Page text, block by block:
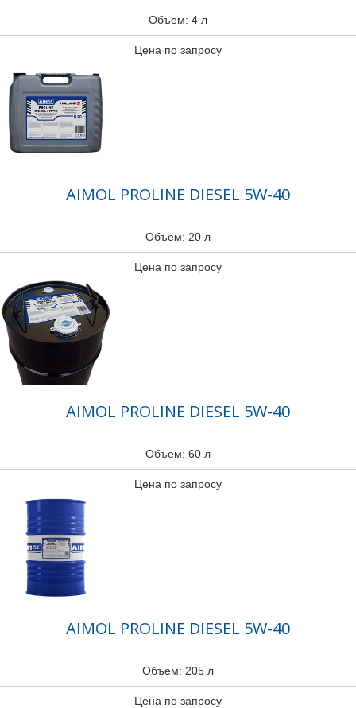
Объем: 4 л
Цена по запросу
AIMOL PROLINE DIESEL 5W-40
Объем: 20 л
Цена по запросу
AIMOL PROLINE DIESEL 5W-40
Объем: 60 л
Цена по запросу
AIMOL PROLINE DIESEL 5W-40
Объем: 205 л
Цена по запросу